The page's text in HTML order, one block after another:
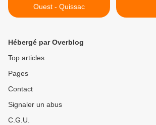
Ouest - Quissac
Hébergé par Overblog
Top articles
Pages
Contact
Signaler un abus
C.G.U.